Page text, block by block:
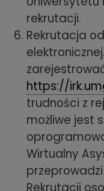
rekrutacji.
Rekrutacja
https://
trudności z
możliwe jest
Wirtualny